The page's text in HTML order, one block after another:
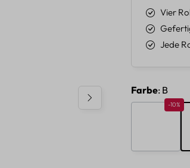
Vier
Jede
Farbe: B
Rabatt
-10%